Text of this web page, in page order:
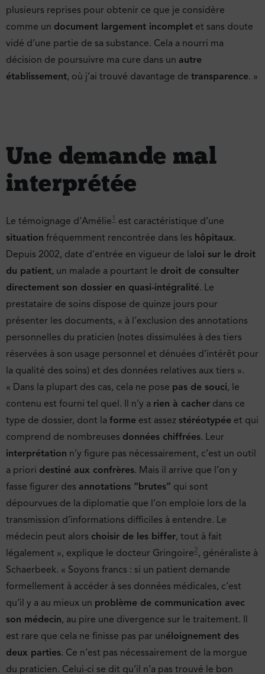
plusieurs reprises pour obtenir ce que je considère
comme un document largement incomplet et sans doute
vidé d’une partie de sa substance. Cela a nourri ma
décision de poursuivre ma cure dans un autre
établissement, où j’ai trouvé davantage de transparence. »
Une demande mal
interprétée
Le témoignage d’Amélie 1 est caractéristique d’une
situation fréquemment rencontrée dans les hôpitaux.
Depuis 2002, date d’entrée en vigueur de laloi sur le droit
du patient, un malade a pourtant le droit de consulter
directement son dossier en quasi-intégralité. Le
prestataire de soins dispose de quinze jours pour
présenter les documents, « à l’exclusion des annotations
personnelles du praticien (notes dissimulées à des tiers
réservées à son usage personnel et dénuées d’intérêt pour
la qualité des soins) et des données relatives aux tiers ».
« Dans la plupart des cas, cela ne pose pas de souci, le
contenu est fourni tel quel. Il n’y a rien à cacher dans ce
type de dossier, dont la forme est assez stéréotypée et qui
comprend de nombreuses données chiffrées. Leur
interprétation n’y figure pas nécessairement, c’est un outil
a priori destiné aux confrères. Mais il arrive que l’on y
fasse figurer des annotations “brutes” qui sont
dépourvues de la diplomatie que l’on emploie lors de la
transmission d’informations difficiles à entendre. Le
médecin peut alors choisir de les biffer, tout à fait
légalement », explique le docteur Gringoire2, généraliste à
Schaerbeek. « Soyons francs : si un patient demande
formellement à accéder à ses données médicales, c’est
qu’il y a au mieux un problème de communication avec
son médecin, au pire une divergence sur le traitement. Il
est rare que cela ne finisse pas par unéloignement des
deux parties. Ce n’est pas nécessairement de la morgue
du praticien. Celui-ci se dit qu’il n’a pas trouvé le bon